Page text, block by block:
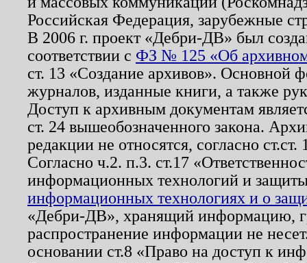
Российская Федерация, зарубежные
В 2006 г. проект «Дебри-ДВ» был
соответствии с ФЗ № 125 «Об
ст. 13 «Создание архивов». Основной
журналов, изданные книги, а также
Доступ к архивным документам
ст. 24 вышеобозначенного закона.
редакции не относятся, согласно
Согласно ч.2. п.3. ст.17
информационных технологий и
информационных технологиях и о
«Дебри-ДВ», хранящий информацию,
распространение информации не
основании ст.8 «Право на доступ к